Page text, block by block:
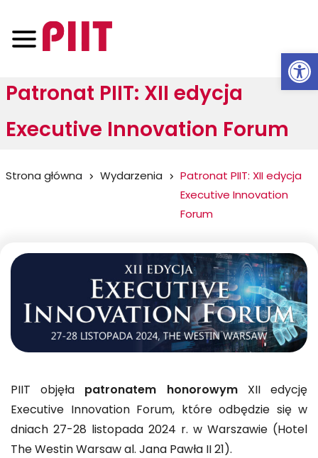
Patronat PIIT: XII edycja
Executive Innovation Forum
Jesteś
Strona główna Wydarzenia
Patronat PIIT: XII edycja
Executive Innovation
Forum
PIIT objęła patronatem honorowym XII edycję
Executive Innovation Forum, które odbędzie się w
dniach 27-28 listopada 2024 r. w Warszawie (Hotel
The Westin Warsaw al. Jana Pawła II 21).